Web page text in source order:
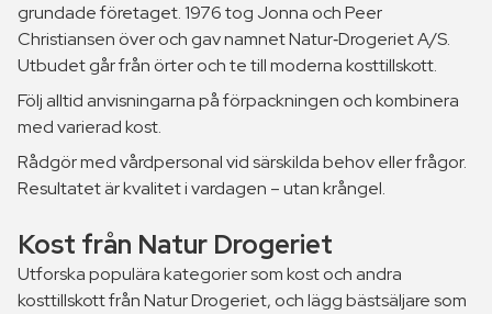
grundade företaget. 1976 tog Jonna och Peer
Christiansen över och gav namnet Natur‑Drogeriet A/S.
Utbudet går från örter och te till moderna kosttillskott.
Följ alltid anvisningarna på förpackningen och kombinera
med varierad kost.
Rådgör med vårdpersonal vid särskilda behov eller frågor.
Resultatet är kvalitet i vardagen – utan krångel.
Kost från Natur Drogeriet
Utforska populära kategorier som kost och andra
kosttillskott från Natur Drogeriet, och lägg bästsäljare som